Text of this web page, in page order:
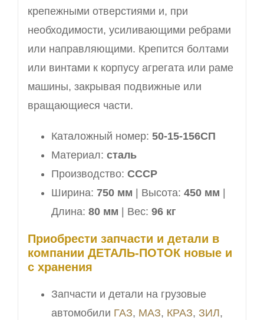
крепежными отверстиями и, при
необходимости, усиливающими ребрами
или направляющими. Крепится болтами
или винтами к корпусу агрегата или раме
машины, закрывая подвижные или
вращающиеся части.
Каталожный номер: 50-15-156СП
Материал: сталь
Производство: СССР
Ширина: 750 мм | Высота: 450 мм |
Длина: 80 мм | Вес: 96 кг
Приобрести запчасти и детали в
компании ДЕТАЛЬ-ПОТОК новые и
с хранения
Запчасти и детали на грузовые
автомобили ГАЗ, МАЗ, КРАЗ, ЗИЛ,